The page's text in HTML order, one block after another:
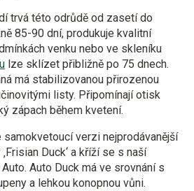
trvá této odrůdě od zasetí do
85-90 dní, produkuje kvalitní
venku nebo ve skleníku
lze sklízet přibližně po 75 dnech.
má stabilizovanou přirozenou
listy. Připomínají otisk
zápach během kvetení.
samokvetoucí verzi nejprodávanější
Duck‘ a kříží se s naší
Auto Duck má ve srovnání s
a lehkou konopnou vůni.